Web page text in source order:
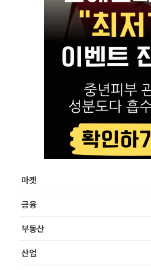
마켓
금융
부동산
산업